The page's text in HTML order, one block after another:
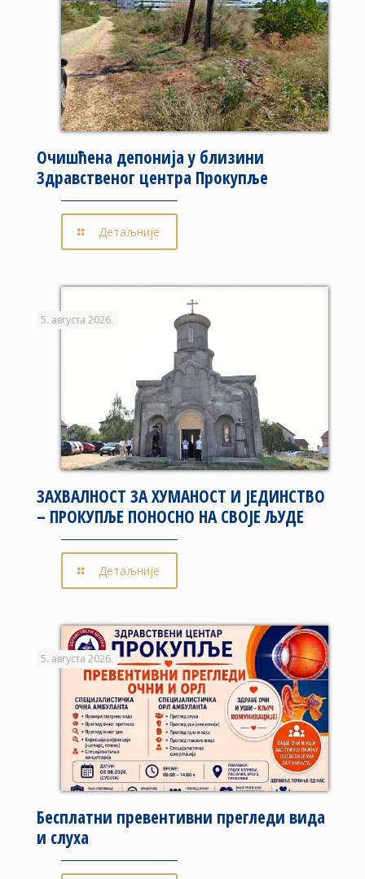
Очишћена депонија у близини
Здравственог центра Прокупље
Детаљније
5. августа 2026.
ЗАХВАЛНОСТ ЗА ХУМАНОСТ И ЈЕДИНСТВО
– ПРОКУПЉЕ ПОНОСНО НА СВОЈЕ ЉУДЕ
Детаљније
5. августа 2026.
Бесплатни превентивни прегледи вида
и слуха